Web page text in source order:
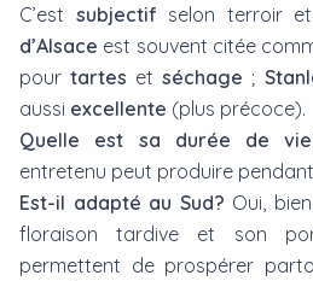
C’est subjectif selon terroir
d’Alsace est souvent citée
pourtartes etséchage ;
aussi excellente (plus précoce).
Quelle est sa durée de
entretenu peut produire pendant
Est-il adapté au Sud? Oui,
floraison tardive et son
permettent de prospérer